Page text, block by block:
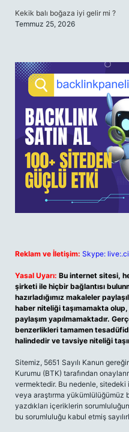
Kekik balı boğaza iyi gelir mi ?
Temmuz 25, 2026
Reklam ve İletişim: Skype:
Yasal Uyarı: Bu internet sitesi,
şirketi ile hiçbir bağlantısı
hazırladığımız makaleler
haber niteliği taşımamakta
paylaşım yapılmamaktadır.
benzerlikleri tamamen
halindedir ve tavsiye niteliği
Sitemiz, 5651 Sayılı Kanun
Kurumu (BTK) tarafından
vermektedir. Bu nedenle,
veya araştırma yükümlülüğümüz
yazdıkları içeriklerin
bu sorumluluğu kabul etmiş